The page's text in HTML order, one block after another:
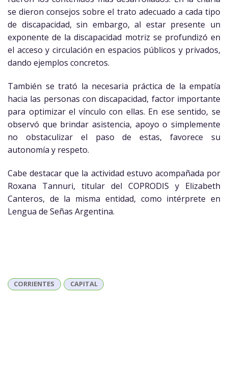
se dieron consejos sobre el trato adecuado a cada tipo
de discapacidad, sin embargo, al estar presente un
exponente de la discapacidad motriz se profundizó en
el acceso y circulación en espacios públicos y privados,
dando ejemplos concretos.
También se trató la necesaria práctica de la empatía
hacia las personas con discapacidad, factor importante
para optimizar el vínculo con ellas. En ese sentido, se
observó que brindar asistencia, apoyo o simplemente
no obstaculizar el paso de estas, favorece su
autonomía y respeto.
Cabe destacar que la actividad estuvo acompañada por
Roxana Tannuri, titular del COPRODIS y Elizabeth
Canteros, de la misma entidad, como intérprete en
Lengua de Señas Argentina.
CORRIENTES CAPITAL